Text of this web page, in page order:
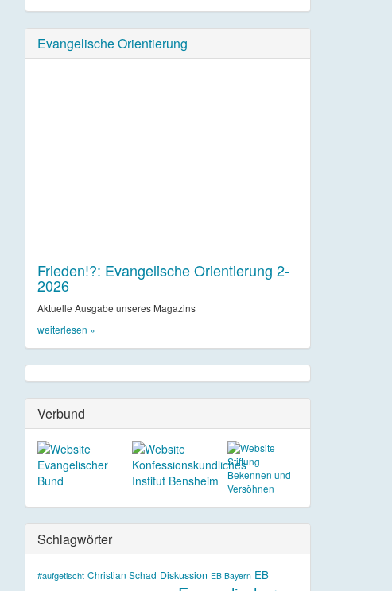
Evangelische Orientierung
Frieden!?: Evangelische Orientierung 2-
2026
Aktuelle Ausgabe unseres Magazins
weiterlesen »
Verbund
Schlagwörter
#aufgetischt Christian Schad Diskussion EB Bayern EB